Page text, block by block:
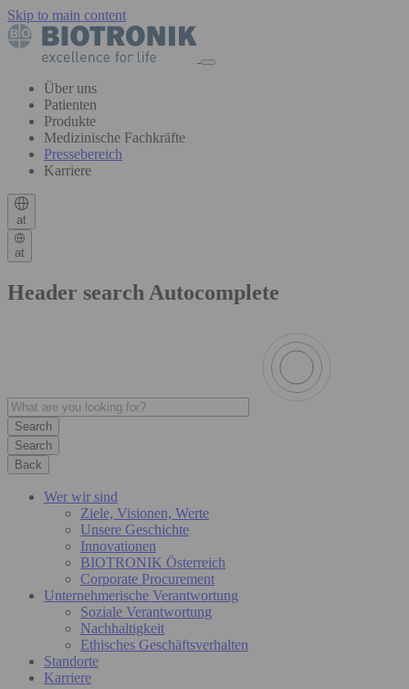
Skip to main content
Über uns
Patienten
Produkte
Medizinische Fachkräfte
Pressebereich
Karriere
at
at
Header search Autocomplete
Search
Back
Wer wir sind
Ziele, Visionen, Werte
Unsere Geschichte
Innovationen
BIOTRONIK Österreich
Corporate Procurement
Unternehmerische Verantwortung
Soziale Verantwortung
Nachhaltigkeit
Ethisches Geschäftsverhalten
Standorte
Karriere